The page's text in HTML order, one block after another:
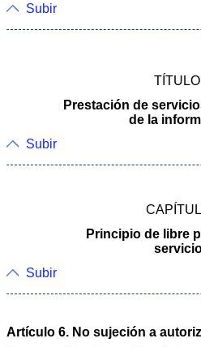
Subir
TÍTULO
Prestación de
de la
Subir
Principio de libre
Subir
Artículo 6. No sujeción a